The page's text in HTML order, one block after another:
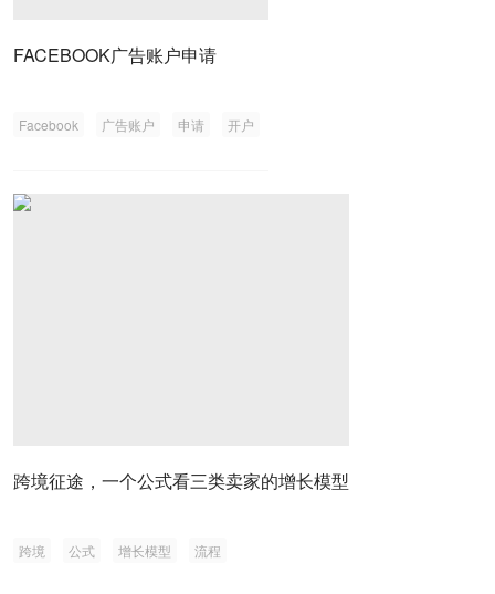
FACEBOOK广告账户申请
Facebook 广告账户 申请 开户
跨境征途，一个公式看三类卖家的增长模型
跨境 公式 增长模型 流程